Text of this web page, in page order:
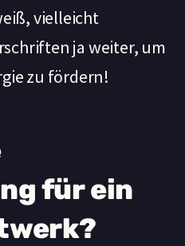
vielleicht
ja weiter, um
zu fördern!
für ein